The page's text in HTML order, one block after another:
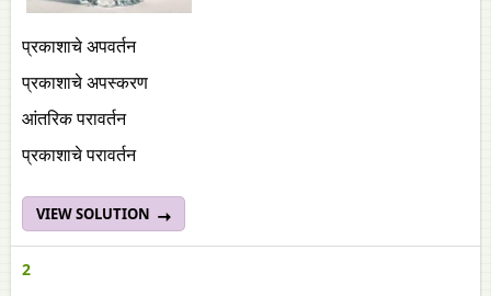
प्रकाशाचे अपवर्तन
प्रकाशाचे अपस्करण
आंतरिक परावर्तन
प्रकाशाचे परावर्तन
VIEW SOLUTION
2